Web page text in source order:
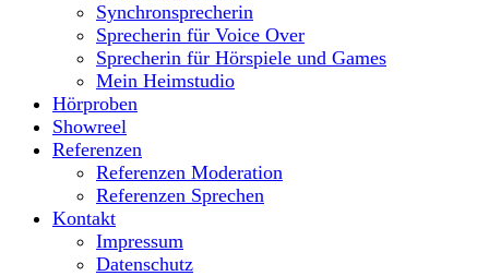
Synchronsprecherin
Sprecherin für Voice Over
Sprecherin für Hörspiele und Games
Mein Heimstudio
Hörproben
Showreel
Referenzen
Referenzen Moderation
Referenzen Sprechen
Kontakt
Impressum
Datenschutz